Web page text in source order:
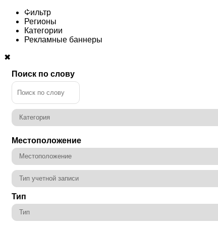
Фильтр
Регионы
Категории
Рекламные баннеры
✖
Поиск по слову
Местоположение
Тип